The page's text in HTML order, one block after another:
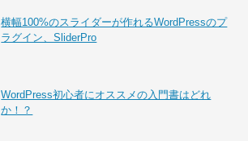
横幅100%のスライダーが作れるWordPressのプ
ラグイン、SliderPro
WordPress初心者にオススメの入門書はどれ
か！？